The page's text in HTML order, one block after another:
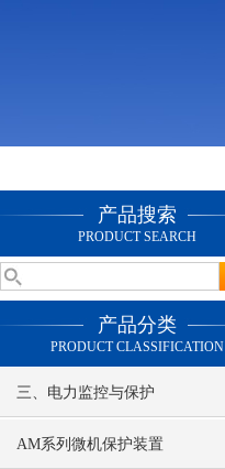
产品搜索
PRODUCT SEARCH
产品分类
PRODUCT CLASSIFICATION
三、电力监控与保护
AM系列微机保护装置